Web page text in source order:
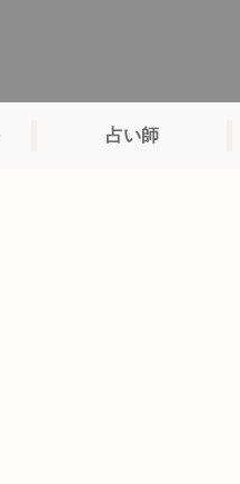
占い師